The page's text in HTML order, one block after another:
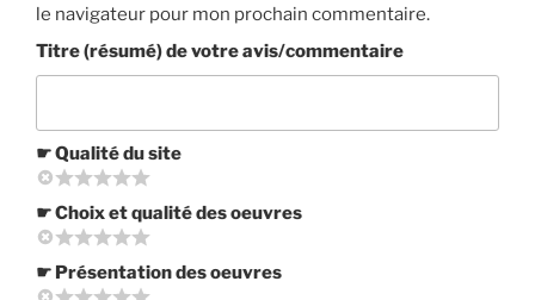
le navigateur pour mon prochain commentaire.
Titre (résumé) de votre avis/commentaire
☛ Qualité du site
☛ Choix et qualité des oeuvres
☛ Présentation des oeuvres